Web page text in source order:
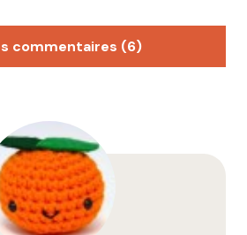
commentaires (6)
à tous !